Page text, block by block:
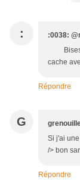
: :0038:
Bises
cache
Répondre
G
Si j'ai
/> bon
Répondre